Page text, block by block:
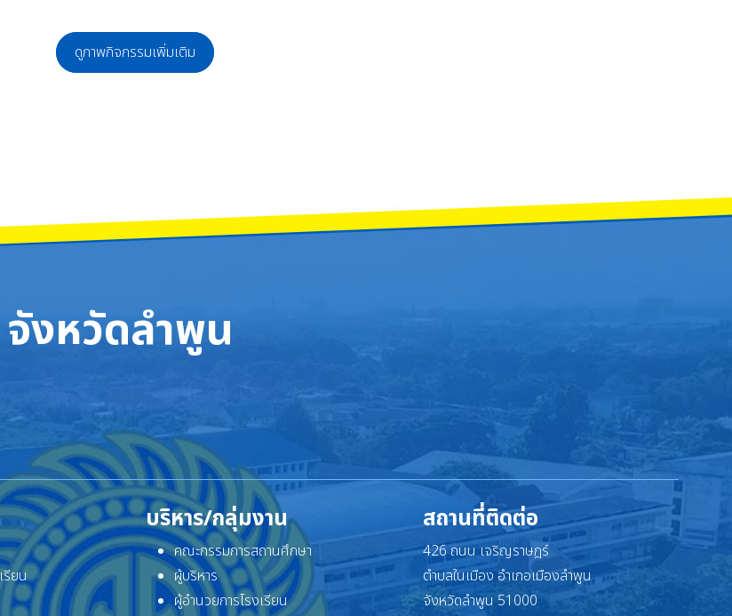
ดูภาพกิจกรรมเพิ่มเติม
ากาบัดดี้ Super 5 ทีมหญิง ในการแข่งขันกีฬาเยาวชนแห่งชาติ ครั้งที่ 40 “ฉลามเยาวชนเกมส์” ณ จังหวัดชลบุรี ระหว่างวันที่ 18 มีนาคม ถึง วันที่ 3 เม
ดีกับ นักกีฬาบริดจ์ในการเข้าร่วมการแข่งขันกีฬาบริดจ์ ประเภทคู่หญิง ในรายการกีฬาเยาวชนแห่งชาติครั้งที่ 40 "ฉลามเยาวชนเกมส์" ณ มหาวิทยาลัยบู
งหวัดลำพูน
รียน
บริหาร/กลุ่มงาน
คณะกรรมการสถานศึกษา
ผู้บริหาร
ผู้อำนวยการโรงเรียน
สถานที่ติดต่อ
426 ถนน เจริญราษฎร์
ตำบลในเมือง อำเภอเมืองลำพูน
จังหวัดลำพูน 51000